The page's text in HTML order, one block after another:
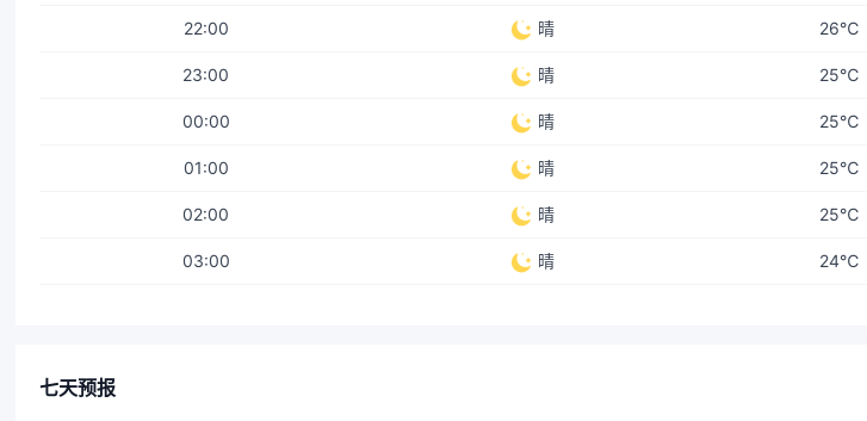
22:00 晴 26℃
23:00 晴 25℃
00:00 晴 25℃
01:00 晴 25℃
02:00 晴 25℃
03:00 晴 24℃
七天预报